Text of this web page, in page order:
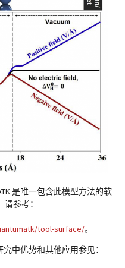
是唯一包含此模型方法的软
参考：
tool-surface/。
中优势和其他应用参见：